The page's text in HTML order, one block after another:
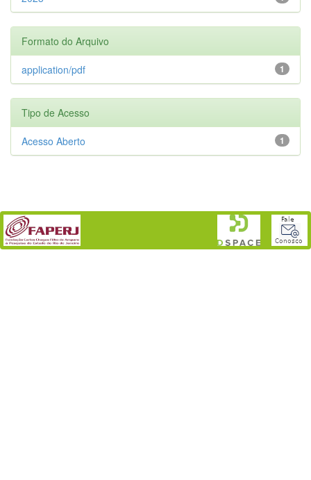
Formato do Arquivo
1
application/pdf
Tipo de Acesso
1
Acesso Aberto